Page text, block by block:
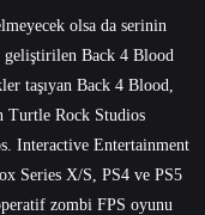
olsa da serinin
geliştirilen Back 4 Blood
taşıyan Back 4 Blood,
Turtle Rock Studios
Interactive Entertainment
Series X/S, PS4 ve PS5
zombi FPS oyunu